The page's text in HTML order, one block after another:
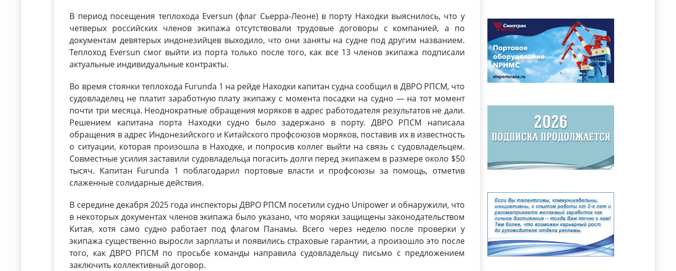
В период посещения теплохода Eversun (флаг Сьерра-Леоне) в порту Находки выяснилось, что у
четверых российских членов экипажа отсутствовали трудовые договоры с компанией, а по
документам девятерых индонезийцев выходило, что они заняты на судне под другим названием.
Теплоход Eversun смог выйти из порта только после того, как все 13 членов экипажа подписали
актуальные индивидуальные контракты.
Во время стоянки теплохода Furunda 1 на рейде Находки капитан судна сообщил в ДВРО РПСМ, что
судовладелец не платит заработную плату экипажу с момента посадки на судно — на тот момент
почти три месяца. Неоднократные обращения моряков в адрес работодателя результатов не дали.
Решением капитана порта Находки судно было задержано в порту. ДВРО РПСМ написала
обращения в адрес Индонезийского и Китайского профсоюзов моряков, поставив их в известность
о ситуации, которая произошла в Находке, и попросив коллег выйти на связь с судовладельцем.
Совместные усилия заставили судовладельца погасить долги перед экипажем в размере около $50
тысяч. Капитан Furunda 1 поблагодарил портовые власти и профсоюзы за помощь, отметив
слаженные солидарные действия.
В середине декабря 2025 года инспекторы ДВРО РПСМ посетили судно Unipower и обнаружили, что
в некоторых документах членов экипажа было указано, что моряки защищены законодательством
Китая, хотя само судно работает под флагом Панамы. Всего через неделю после проверки у
экипажа существенно выросли зарплаты и появились страховые гарантии, а произошло это после
того, как ДВРО РПСМ по просьбе команды направила судовладельцу письмо с предложением
заключить коллективный договор.